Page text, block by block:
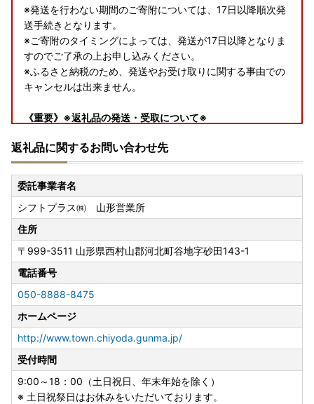
※発送を行わない期間のご寄附については、17日以降順次発
送手続きとなります。
※ご寄附のタイミングによっては、発送が17日以降となりま
すのでご了承の上お申し込みください。
※ふるさと納税のため、発送やお受け取りに関する事由での
キャンセルは出来ません。
《重要》※返礼品の発送・受取について※
る場合がございます。
・発送は、事業元での準備ができ次第順次発送開始となりま
すので、日時指定ご希望の場合は配送業者へ直接お問い合わ
せください。
・連休中にお受け取りいただけず返送となった場合の再送は
行えませんのでご了承ください。
※お申込みの前に必ずご確認ください※
■寄付の申込について
・寄附者様のご都合による寄附申込のキャンセルや返礼品の
変更等は出来ませんのであらかじめご了承ください。
・配送先や名義変更があった場合は、至急お問合せ先までご
連絡いただけますようお願いいたします。
※保管期限切れ等で受け取れなかった場合の再送等は行えま
せん。
■ヤマト運輸(株)の荷物転送サービス有料化のお知らせ
返礼品に関するお問い合わせ先
委託事業者名
シフトプラス㈱ 山形営業所
住所
〒999-3511 山形県西村山郡河北町谷地字砂田143-1
電話番号
050-8888-8475
ホームページ
http://www.town.chiyoda.gunma.jp/
受付時間
9:00～18：00（土日祝日、年末年始を除く）
※ 土日祝祭日はお休みをいただいております。